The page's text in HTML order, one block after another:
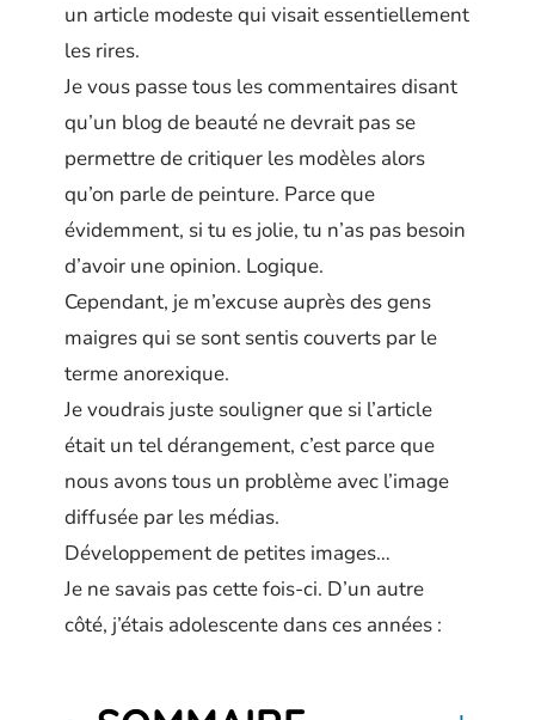
un article modeste qui visait essentiellement
les rires.
Je vous passe tous les commentaires disant
qu’un blog de beauté ne devrait pas se
permettre de critiquer les modèles alors
qu’on parle de peinture. Parce que
évidemment, si tu es jolie, tu n’as pas besoin
d’avoir une opinion. Logique.
Cependant, je m’excuse auprès des gens
maigres qui se sont sentis couverts par le
terme anorexique.
Je voudrais juste souligner que si l’article
était un tel dérangement, c’est parce que
nous avons tous un problème avec l’image
diffusée par les médias.
Développement de petites images…
Je ne savais pas cette fois-ci. D’un autre
côté, j’étais adolescente dans ces années :